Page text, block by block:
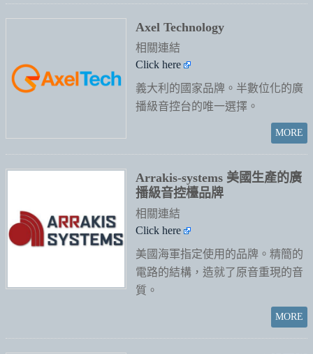
Axel Technology
相關連結
Click here
義大利的國家品牌。半數位化的廣
播級音控台的唯一選擇。
Arrakis-systems 美國生產的廣
播級音控檯品牌
相關連結
Click here
美國海軍指定使用的品牌。精簡的
電路的結構，造就了原音重現的音
質。